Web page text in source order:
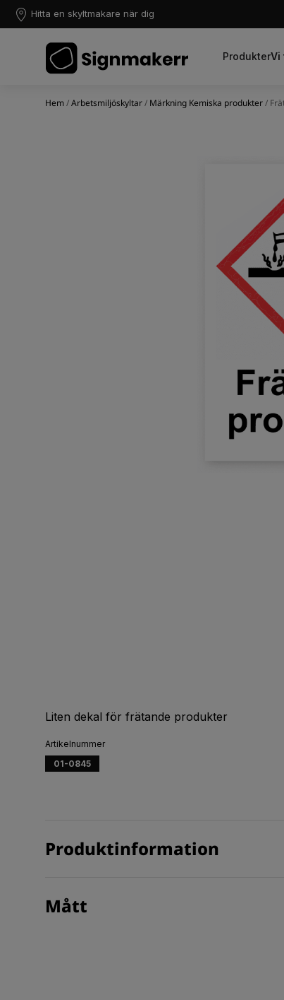
Hitta en skyltmakare när dig
ProdukterVi
Hem/Arbetsmiljöskyltar/ Märkning Kemiska produkter/
Liten dekal för frätande produkter
Artikelnummer
01-0845
Produktinformation
Mått